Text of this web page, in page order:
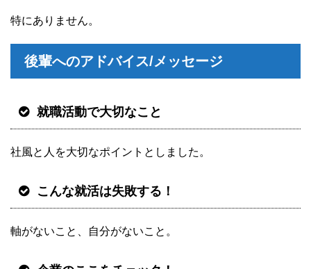
特にありません。
後輩へのアドバイス/メッセージ
就職活動で大切なこと
社風と人を大切なポイントとしました。
こんな就活は失敗する！
軸がないこと、自分がないこと。